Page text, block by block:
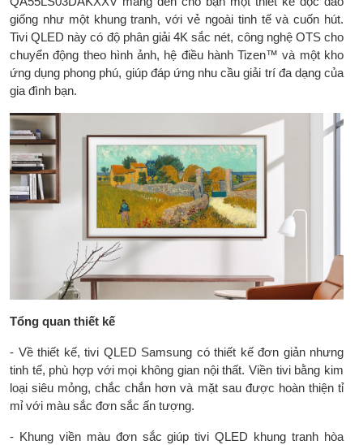
giống như một khung tranh, với vẻ ngoài tinh tế và cuốn hút.
Tivi QLED này có độ phân giải 4K sắc nét, công nghệ OTS cho
chuyển động theo hình ảnh, hệ điều hành Tizen™​ và một kho
ứng dụng phong phú, giúp đáp ứng nhu cầu giải trí đa dạng của
gia đình bạn.
Tổng quan thiết kế
- Về thiết kế, tivi QLED Samsung có thiết kế đơn giản nhưng
tinh tế, phù hợp với mọi không gian nội thất. Viền tivi bằng kim
loại siêu mỏng, chắc chắn hơn và mặt sau được hoàn thiện tỉ
mỉ với màu sắc đơn sắc ấn tượng.
- Khung viền màu đơn sắc giúp tivi QLED khung tranh hòa
Tiện ích:
Điều khiển tivi bằng điện thoại:
SmartThings
Điều khiển bằng giọng nói: Tìm kiếm
Chiếu hình từ điện thoại lên TV:
AirPlay 2
Remote thông minh: One Remote
sạc qua USB C & ánh sáng
Kết nối ứng dụng các thiết bị trong
nhà: SmartThings
Ứng dụng phổ biến: YouTube,
Netflix, Clip TV, FPT Play, MyTV,
Amazon Prime video, Apple TV
Tiện ích thông minh khác: Built in
nhỏ màn hình tivi (có thể kết nối
camera gắn rời), Samsung Daily+
quản lý hoạt động mỗi ngày, Bản đồ
3D các thiết bị kết nối sống động
Công nghệ âm
Dolby Atmos, Âm thanh chuyển